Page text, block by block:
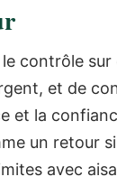
contrôle
et de
et la
un retour
avec